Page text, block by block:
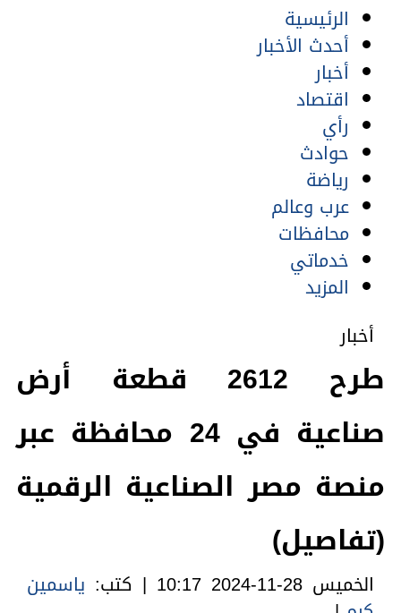
الرئيسية
أحدث الأخبار
أخبار
اقتصاد
رأي
حوادث
رياضة
عرب وعالم
محافظات
خدماتي
المزيد
أخبار
طرح 2612 قطعة أرض
صناعية في 24 محافظة عبر
منصة مصر الصناعية الرقمية
(تفاصيل)
الخميس 28-11-2024 10:17 | كتب: ياسمين